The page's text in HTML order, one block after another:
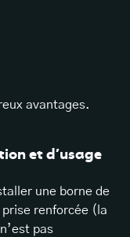
avantages.
et d’usage
une borne de
prise renforcée (la
pas